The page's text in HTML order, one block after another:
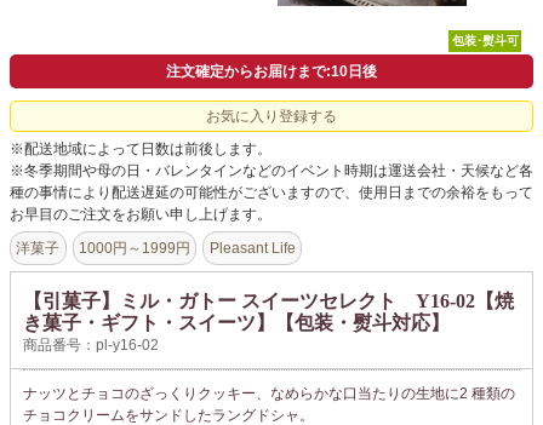
包装･熨斗可
注文確定からお届けまで:10日後
お気に入り登録する
※配送地域によって日数は前後します。
※冬季期間や母の日・バレンタインなどのイベント時期は運送会社・天候など各
種の事情により配送遅延の可能性がございますので、使用日までの余裕をもって
お早目のご注文をお願い申し上げます。
洋菓子 1000円～1999円 Pleasant Life
【引菓子】ミル・ガトー スイーツセレクト Y16-02【焼
き菓子・ギフト・スイーツ】【包装・熨斗対応】
商品番号：pl-y16-02
ナッツとチョコのざっくりクッキー、なめらかな口当たりの生地に2 種類の
チョコクリームをサンドしたラングドシャ。